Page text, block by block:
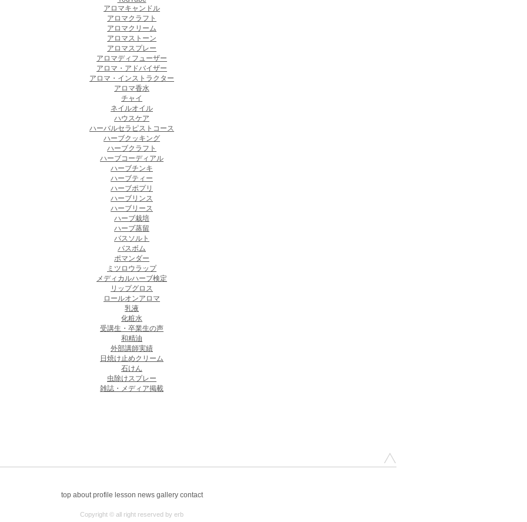
アロマキャンドル
アロマクラフト
アロマクリーム
アロマストーン
アロマスプレー
アロマディフューザー
アロマ・アドバイザー
アロマ・インストラクター
アロマ香水
チャイ
ネイルオイル
ハウスケア
ハーバルセラピストコース
ハーブクッキング
ハーブクラフト
ハーブコーディアル
ハーブチンキ
ハーブティー
ハーブポプリ
ハーブリンス
ハーブリース
ハーブ栽培
ハーブ蒸留
バスソルト
バスボム
ポマンダー
ミツロウラップ
メディカルハーブ検定
リップグロス
ロールオンアロマ
乳液
化粧水
受講生・卒業生の声
和精油
外部講師実績
日焼け止めクリーム
石けん
虫除けスプレー
雑誌・メディア掲載
top about profile lesson news gallery contact
Copyright © all right reserved by erb